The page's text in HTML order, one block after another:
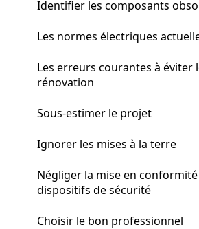
Identifier les composants
Les normes électriques
Les erreurs courantes à éviter
rénovation
Sous-estimer le projet
Ignorer les mises à la terre
Négliger la mise en conformité
dispositifs de sécurité
Choisir le bon professionnel